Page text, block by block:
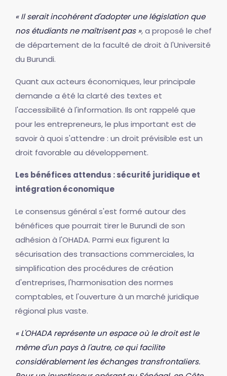
« Il serait incohérent d'adopter une législation que
nos étudiants ne maîtrisent pas », a proposé le chef
de département de la faculté de droit à l'Université
du Burundi.
Quant aux acteurs économiques, leur principale
demande a été la clarté des textes et
l'accessibilité à l'information. Ils ont rappelé que
pour les entrepreneurs, le plus important est de
savoir à quoi s'attendre : un droit prévisible est un
droit favorable au développement.
Les bénéfices attendus : sécurité juridique et
intégration économique
Le consensus général s'est formé autour des
bénéfices que pourrait tirer le Burundi de son
adhésion à l'OHADA. Parmi eux figurent la
sécurisation des transactions commerciales, la
simplification des procédures de création
d'entreprises, l'harmonisation des normes
comptables, et l'ouverture à un marché juridique
régional plus vaste.
« L'OHADA représente un espace où le droit est le
même d'un pays à l'autre, ce qui facilite
considérablement les échanges transfrontaliers.